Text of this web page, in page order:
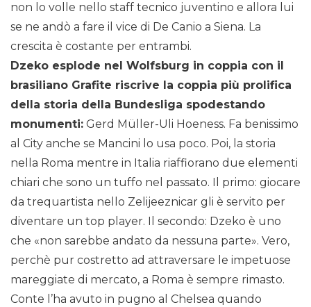
non lo volle nello staff tecnico juventino e allora lui
se ne andò a fare il vice di De Canio a Siena. La
crescita è costante per entrambi.
Dzeko esplode nel Wolfsburg in coppia con il
brasiliano Grafite riscrive la coppia più prolifica
della storia della Bundesliga spodestando
monumenti: Gerd Müller-Uli Hoeness. Fa benissimo
al City anche se Mancini lo usa poco. Poi, la storia
nella Roma mentre in Italia riaffiorano due elementi
chiari che sono un tuffo nel passato. Il primo: giocare
da trequartista nello Zelijeeznicar gli è servito per
diventare un top player. Il secondo: Dzeko è uno
che «non sarebbe andato da nessuna parte». Vero,
perchè pur costretto ad attraversare le impetuose
mareggiate di mercato, a Roma è sempre rimasto.
Conte l’ha avuto in pugno al Chelsea quando